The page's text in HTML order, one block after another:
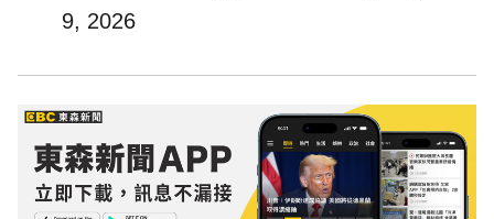
9, 2026